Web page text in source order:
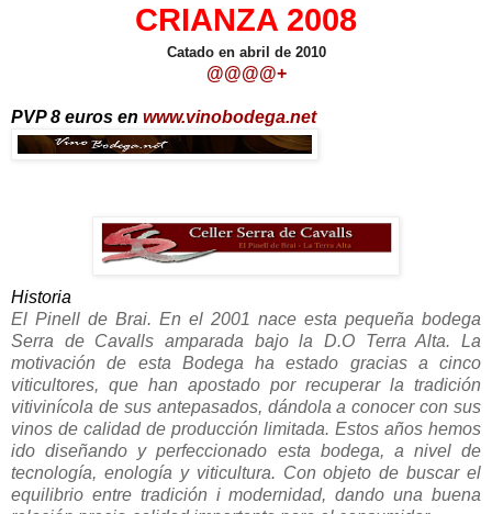
CRIANZA 2008
Catado en abril de 2010
@@@@+
PVP 8 euros en www.vinobodega.net
Historia
El Pinell de Brai. En el 2001 nace esta pequeña bodega
Serra de Cavalls amparada bajo la D.O Terra Alta. La
motivación de esta Bodega ha estado gracias a cinco
viticultores, que han apostado por recuperar la tradición
vitivinícola de sus antepasados, dándola a conocer con sus
vinos de calidad de producción limitada. Estos años hemos
ido diseñando y perfeccionado esta bodega, a nivel de
tecnología, enología y viticultura. Con objeto de buscar el
equilibrio entre tradición i modernidad, dando una buena